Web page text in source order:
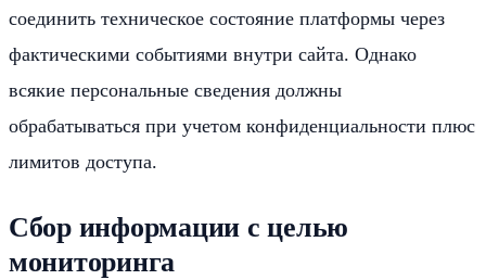
соединить техническое состояние платформы через
фактическими событиями внутри сайта. Однако
всякие персональные сведения должны
обрабатываться при учетом конфиденциальности плюс
лимитов доступа.
Сбор информации с целью
мониторинга